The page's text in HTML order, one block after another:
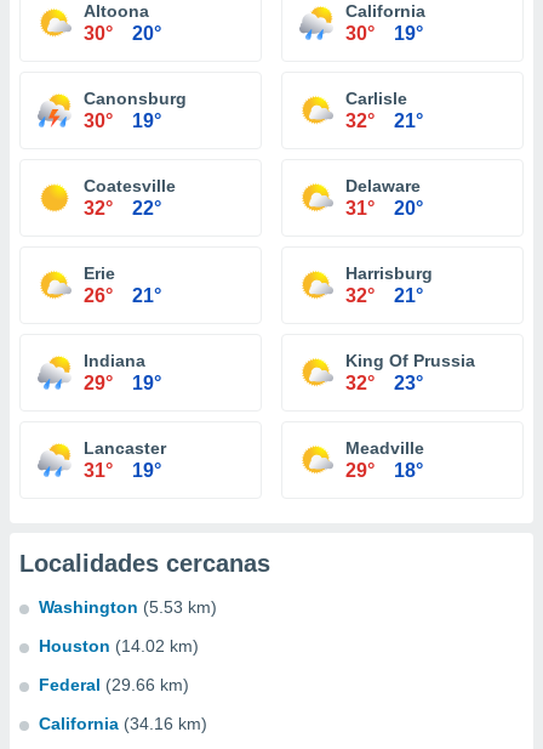
Altoona
30° 20°
California
30° 19°
Canonsburg
30° 19°
Carlisle
32° 21°
Coatesville
32° 22°
Delaware
31° 20°
Erie
26° 21°
Harrisburg
32° 21°
Indiana
29° 19°
King Of Prussia
32° 23°
Lancaster
31° 19°
Meadville
29° 18°
Localidades cercanas
Washington (5.53 km)
Houston (14.02 km)
Federal (29.66 km)
California (34.16 km)